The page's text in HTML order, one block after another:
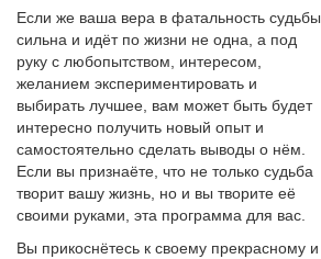
Если же ваша вера в фатальность судьбы
сильна и идёт по жизни не одна, а под
руку с любопытством, интересом,
желанием экспериментировать и
выбирать лучшее, вам может быть будет
интересно получить новый опыт и
самостоятельно сделать выводы о нём.
Если вы признаёте, что не только судьба
творит вашу жизнь, но и вы творите её
своими руками, эта программа для вас.
Вы прикоснётесь к своему прекрасному и